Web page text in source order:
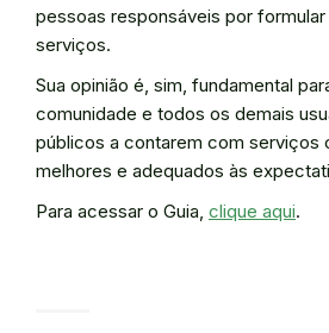
pessoas responsáveis por
serviços.
Sua opinião é, sim, fundamental
comunidade e todos os demais
públicos a contarem com serviços
melhores e adequados às
Para acessar o Guia, clique aqui.